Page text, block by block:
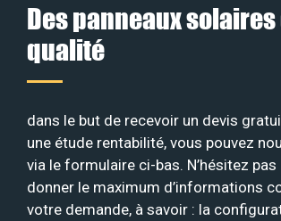
Des panneaux solaires
qualité
dans le but de recevoir un devis
une étude rentabilité, vous pouvez
via le formulaire ci-bas. N’hésitez pas
donner le maximum d’informations
votre demande, à savoir : la